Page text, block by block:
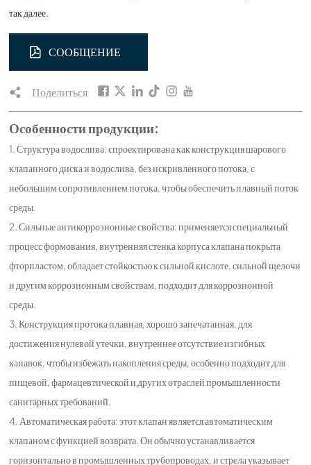
так далее.
СООБЩЕНИЕ
Поделиться
Особенности продукции:
1. Структура водослива: спроектирована как конструкция шарового
клапанного диска и водослива, без искривленного потока, с
небольшим сопротивлением потока, чтобы обеспечить плавный поток
среды.
2. Сильные антикоррозионные свойства: применяется специальный
процесс формования, внутренняя стенка корпуса клапана покрыта
фторпластом, обладает стойкостью к сильной кислоте, сильной щелочи
и другим коррозионным свойствам, подходит для коррозионной
среды.
3. Конструкция протока плавная, хорошо запечатанная, для
достижения нулевой утечки, внутреннее отсутствие изгибных
канавок, чтобы избежать накопления среды, особенно подходит для
пищевой, фармацевтической и других отраслей промышленности
санитарных требований.
4. Автоматическая работа: этот клапан является автоматическим
клапаном с функцией возврата. Он обычно устанавливается
горизонтально в промышленных трубопроводах, и стрела указывает